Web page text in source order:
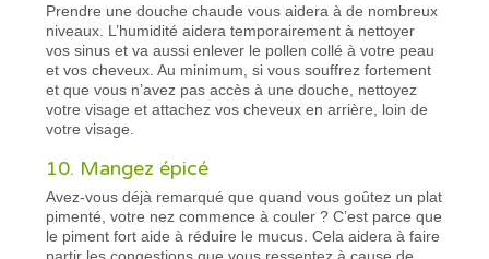
Prendre une douche chaude vous aidera à de nombreux
niveaux. L’humidité aidera temporairement à nettoyer
vos sinus et va aussi enlever le pollen collé à votre peau
et vos cheveux. Au minimum, si vous souffrez fortement
et que vous n’avez pas accès à une douche, nettoyez
votre visage et attachez vos cheveux en arrière, loin de
votre visage.
10. Mangez épicé
Avez-vous déjà remarqué que quand vous goûtez un plat
pimenté, votre nez commence à couler ? C’est parce que
le piment fort aide à réduire le mucus. Cela aidera à faire
partir les congestions que vous ressentez à cause de